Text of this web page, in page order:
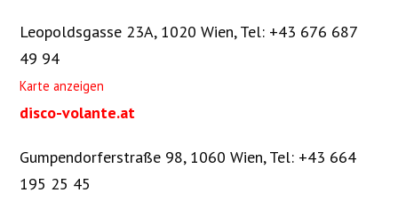
Leopoldsgasse 23A, 1020 Wien,Tel: +43 676 687
49 94
Karte anzeigen
disco-volante.at
Gumpendorferstraße 98, 1060 Wien,Tel: +43 664
195 25 45